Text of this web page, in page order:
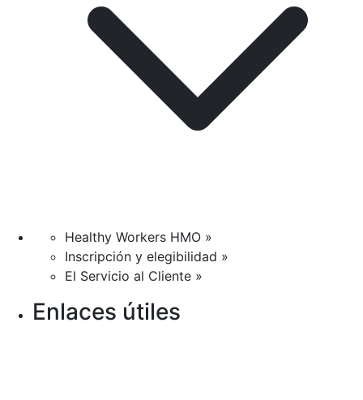
Healthy Workers HMO »
Inscripción y elegibilidad »
El Servicio al Cliente »
Enlaces útiles